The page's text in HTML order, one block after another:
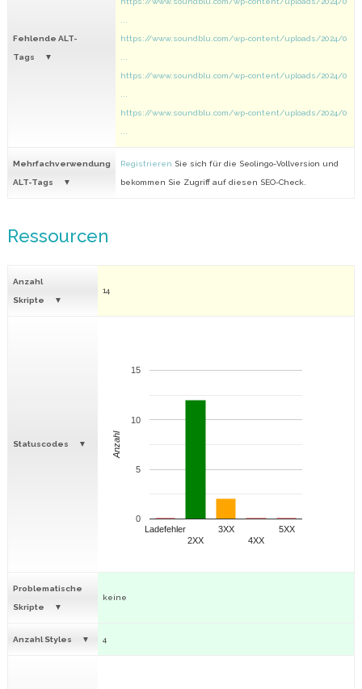
Fehlende ALT-
Tags
https://www.soundblu.com/wp-content/uploads/2024/0
https://www.soundblu.com/wp-content/uploads/2024/0
https://www.soundblu.com/wp-content/uploads/2024/0
Mehrfachverwendung
ALT-Tags
Registrieren Sie sich für die Seolingo-Vollversion und
bekommen Sie Zugriff auf diesen SEO-Check.
Ressourcen
Anzahl
Skripte
14
Statuscodes
Ladefehler
2XX
3XX
4XX
5XX
0
5
10
15
Anzahl
Problematische
Skripte
keine
Anzahl Styles 4